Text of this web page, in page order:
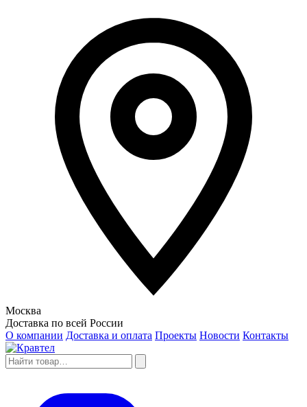
Москва
Доставка по всей России
О компании Доставка и оплата Проекты Новости Контакты